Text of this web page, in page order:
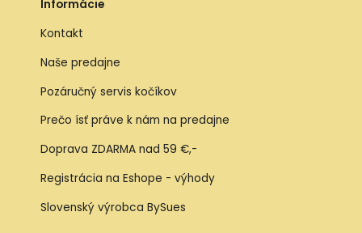
Informácie
Kontakt
Naše predajne
Pozáručný servis kočíkov
Prečo ísť práve k nám na predajne
Doprava ZDARMA nad 59 €,-
Registrácia na Eshope - výhody
Slovenský výrobca BySues